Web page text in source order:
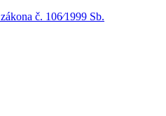
č. 106⁄1999 Sb.